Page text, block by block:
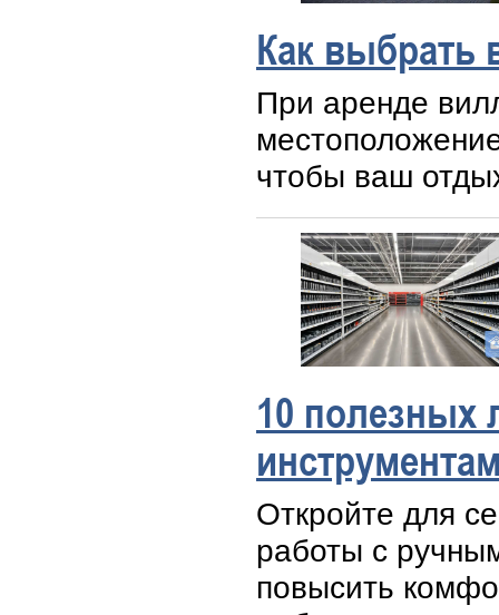
Как выбрать
При аренде
чтобы ваш
10 полезных
Откройте для
работы с
повысить